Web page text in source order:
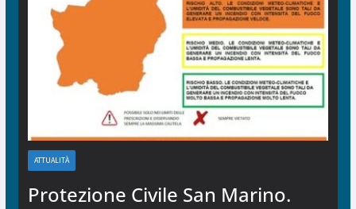
ATTUALITÀ
Protezione Civile San Marino.